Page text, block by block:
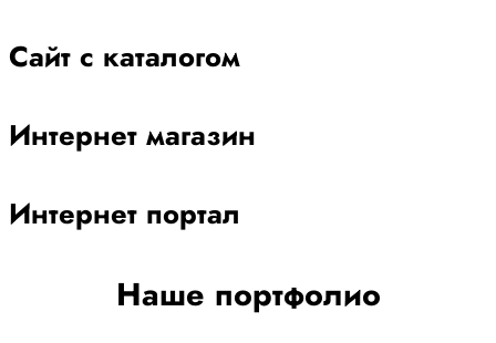
Сайт с каталогом
Интернет магазин
Интернет портал
Наше портфолио